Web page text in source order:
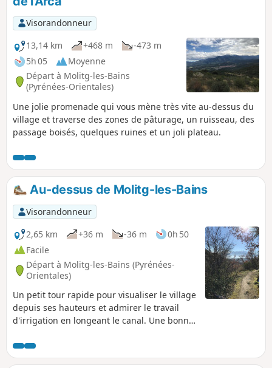
Visorandonneur
13,14 km
+468 m
-473 m
5h 05
Moyenne
Départ à Molitg-les-Bains
(Pyrénées-Orientales)
Une jolie promenade qui vous mène très vite au-dessus du
village et traverse des zones de pâturage, un ruisseau, des
passage boisés, quelques ruines et un joli plateau.
Au-dessus de Molitg-les-Bains
Visorandonneur
2,65 km
+36 m -36 m
0h 50
Facile
Départ à Molitg-les-Bains (Pyrénées-
Orientales)
Un petit tour rapide pour visualiser le village
depuis ses hauteurs et admirer le travail
d'irrigation en longeant le canal. Une bonne